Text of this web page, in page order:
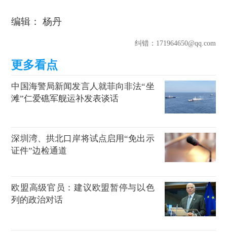
编辑： 杨丹
纠错：171964650@qq.com
中国海警局新闻发言人就菲向非法“坐
滩”仁爱礁军舰运补发表谈话
深圳湾、拱北口岸将试点启用“免出示
证件”边检通道
欧盟高级官员：建议欧盟暂停与以色
列的政治对话